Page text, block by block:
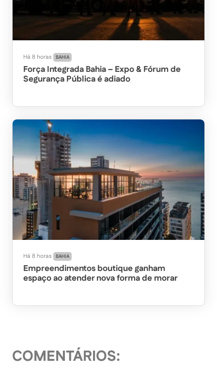
Há 8 horas BAHIA
Força Integrada Bahia – Expo & Fórum de
Segurança Pública é adiado
Há 8 horas BAHIA
Empreendimentos boutique ganham
espaço ao atender nova forma de morar
COMENTÁRIOS: